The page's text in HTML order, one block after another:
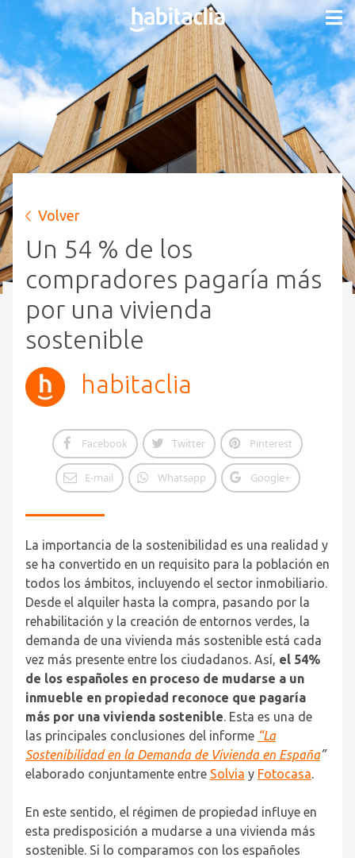
Volver
Un 54 % de los
compradores pagaría más
por una vivienda
sostenible
habitaclia
Facebook Twitter Pinterest
E-mail Whatsapp Google+
La importancia de la sostenibilidad es una realidad y
se ha convertido en un requisito para la población en
todos los ámbitos, incluyendo el sector inmobiliario.
Desde el alquiler hasta la compra, pasando por la
rehabilitación y la creación de entornos verdes, la
demanda de una vivienda más sostenible está cada
vez más presente entre los ciudadanos. Así, el 54%
de los españoles en proceso de mudarse a un
inmueble en propiedad reconoce que pagaría
más por una vivienda sostenible. Esta es una de
las principales conclusiones del informe “La
Sostenibilidad en la Demanda de Vivienda en España”
elaborado conjuntamente entre Solvia y Fotocasa.
En este sentido, el régimen de propiedad influye en
esta predisposición a mudarse a una vivienda más
sostenible. Si lo comparamos con los españoles